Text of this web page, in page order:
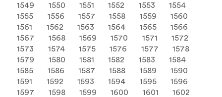
1549
1550 1551 1552 1553
1554
1555
1556 1557 1558 1559
1560
1561
1562 1563 1564 1565
1566
1567
1568 1569 1570 1571
1572
1573
1574 1575 1576 1577
1578
1579
1580 1581 1582 1583
1584
1585
1586 1587 1588 1589
1590
1591
1592 1593 1594 1595
1596
1597
1598 1599 1600 1601
1602